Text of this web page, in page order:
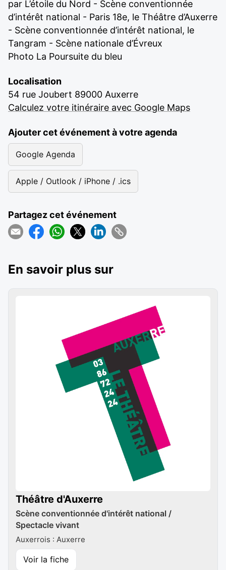
par L’étoile du Nord - Scène conventionnée
d’intérêt national - Paris 18e, le Théâtre d’Auxerre
- Scène conventionnée d’intérêt national, le
Tangram - Scène nationale d’Évreux
Photo La Poursuite du bleu
Localisation
54 rue Joubert 89000 Auxerre
Calculez votre itinéraire avec Google Maps
Ajouter cet événement à votre agenda
Google Agenda
Apple / Outlook / iPhone / .ics
Partagez cet événement
En savoir plus sur
Théâtre d'Auxerre
Scène conventionnée d'intérêt national /
Spectacle vivant
Auxerrois : Auxerre
Voir la fiche